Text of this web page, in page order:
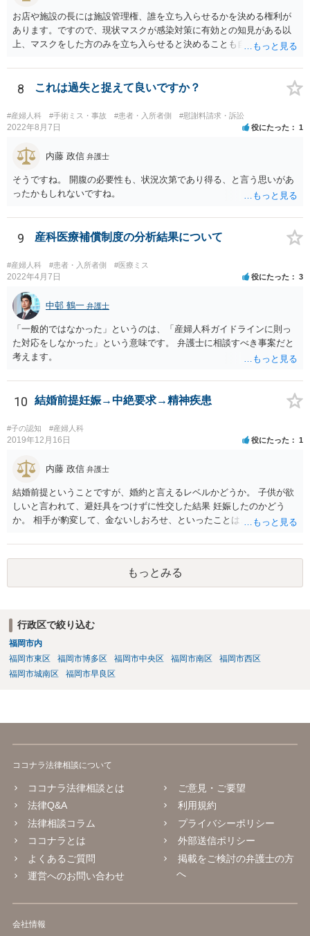
お店や施設の長には施設管理権、誰を立ち入らせるかを決める権利が
あります。ですので、現状マスクが感染対策に有効との知見がある以
上、マスクをした方のみを立ち入らせると決めることも自由であり、
など公益的な側面のある業種ですと、公衆浴場法など各種業法で定め
られた理由以外での利用拒否は禁止されていますし、公の施設でもマ
ては慰謝料の請求は認められないと考えられます。
8 これは過失と捉えて良いですか？
#産婦人科 #手術ミス・事故 #患者・入所者側 #慰謝料請求・訴訟
2022年8月7日 役にたった 1
内藤 政信 弁護士
そうですね。 開腹の必要性も、状況次第であり得る、と言う思いがあ
ったかもしれないですね。
9 産科医療補償制度の分析結果について
#産婦人科 #患者・入所者側 #医療ミス
2022年4月7日 役にたった 3
中邨 鶴一 弁護士
「一般的ではなかった」というのは、「産婦人科ガイドラインに則っ
た対応をしなかった」という意味です。 弁護士に相談すべき事案だと
考えます。
10 結婚前提妊娠→中絶要求→精神疾患
#子の認知 #産婦人科
2019年12月16日 役にたった 1
内藤 政信 弁護士
結婚前提ということですが、婚約と言えるレベルかどうか。 子供が欲
しいと言われて、避妊具をつけずに性交した結果 妊娠したのかどう
か。 相手が豹変して、金ないしおろせ、といったことは、不法 行為に
よるも のかどうか、説明付きの診断書が欲しいですね。 慰謝料請求
は、可能でしょう。
もっとみる
行政区で絞り込む
福岡市内
福岡市東区
福岡市博多区 福岡市中央区 福岡市南区
福岡市西区
福岡市城南区
福岡市早良区
ココナラ法律相談について
ココナラ法律相談とは
法律Q&A
法律相談コラム
ココナラとは
よくあるご質問
運営へのお問い合わせ
ご意見・ご要望
利用規約
プライバシーポリシー
外部送信ポリシー
掲載をご検討の弁護士の方
へ
会社情報